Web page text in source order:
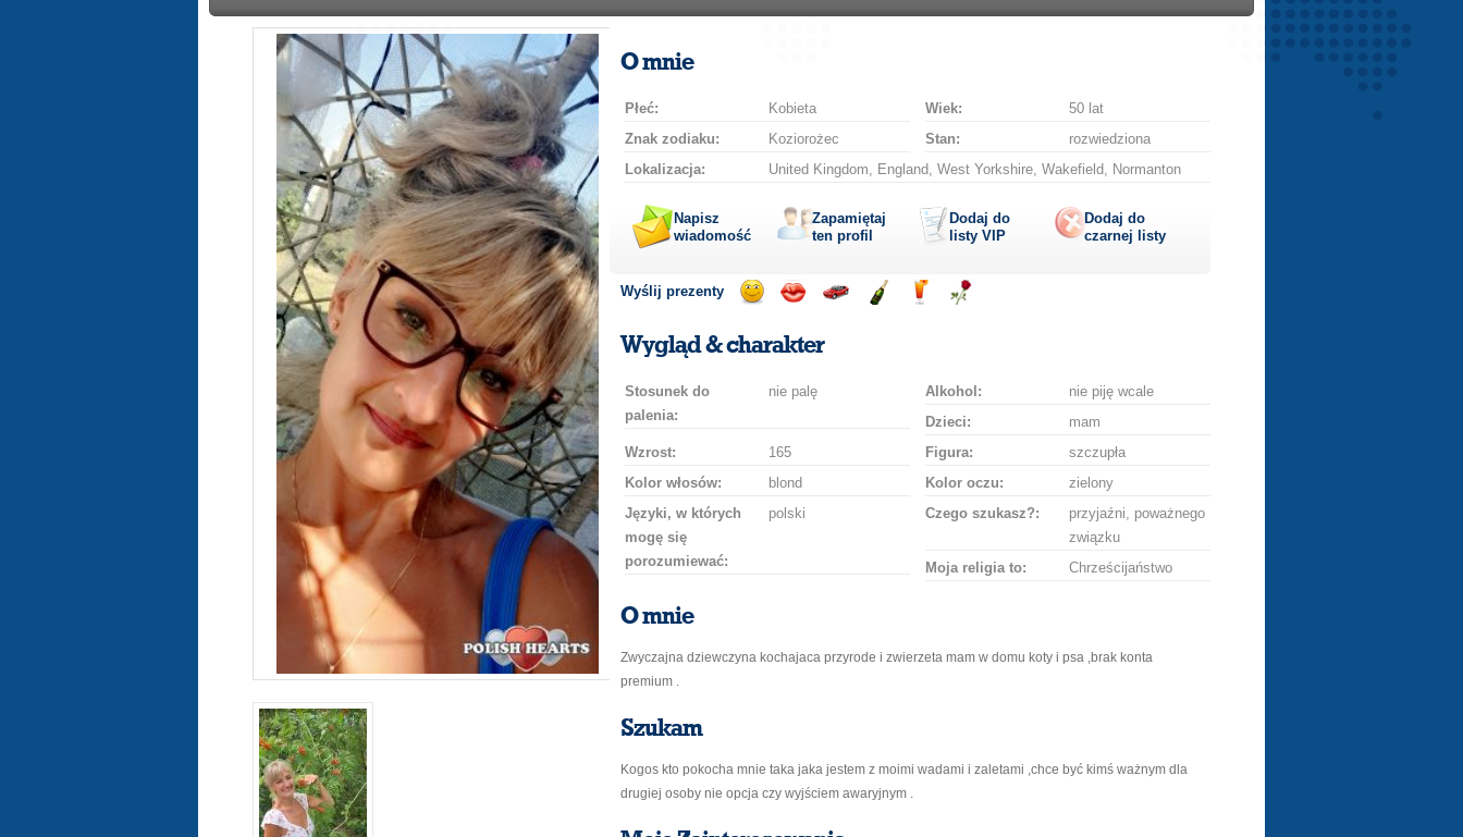
O mnie
Płeć: Kobieta Wiek:
50 lat
Znak zodiaku:
Koziorożec Stan:
rozwiedziona
Lokalizacja:
United Kingdom, England, West Yorkshire, Wakefield, Normanton
Napisz
wiadomość
Zapamiętaj
ten profil
Dodaj do
listy VIP
Dodaj do
czarnej listy
Wyślij prezenty
uśmiechbuziaka
Wygląd & charakter
Stosunek do
palenia:
nie palę Alkohol:
nie piję wcale
Dzieci:
mam
Wzrost:
165 Figura:
szczupła
Kolor włosów:
blond Kolor oczu:
zielony
Języki, w których
mogę się
porozumiewać:
polski Czego szukasz?:
przyjaźni, poważnego
związku
Moja religia to:
Chrześcijaństwo
O mnie
Zwyczajna dziewczyna kochajaca przyrode i zwierzeta mam w domu koty i psa ,brak konta
premium .
Szukam
Kogos kto pokocha mnie taka jaka jestem z moimi wadami i zaletami ,chce być kimś ważnym dla
drugiej osoby nie opcja czy wyjściem awaryjnym .